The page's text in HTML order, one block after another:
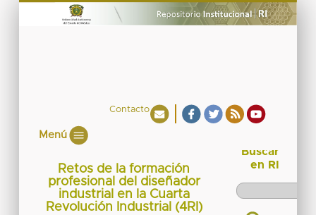
Contacto
Menú
Retos de la formación
profesional del diseñador
industrial en la Cuarta
Revolución Industrial (4RI)
Buscar
en RI